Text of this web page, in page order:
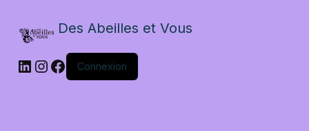
Des Abeilles et Vous
Connexion